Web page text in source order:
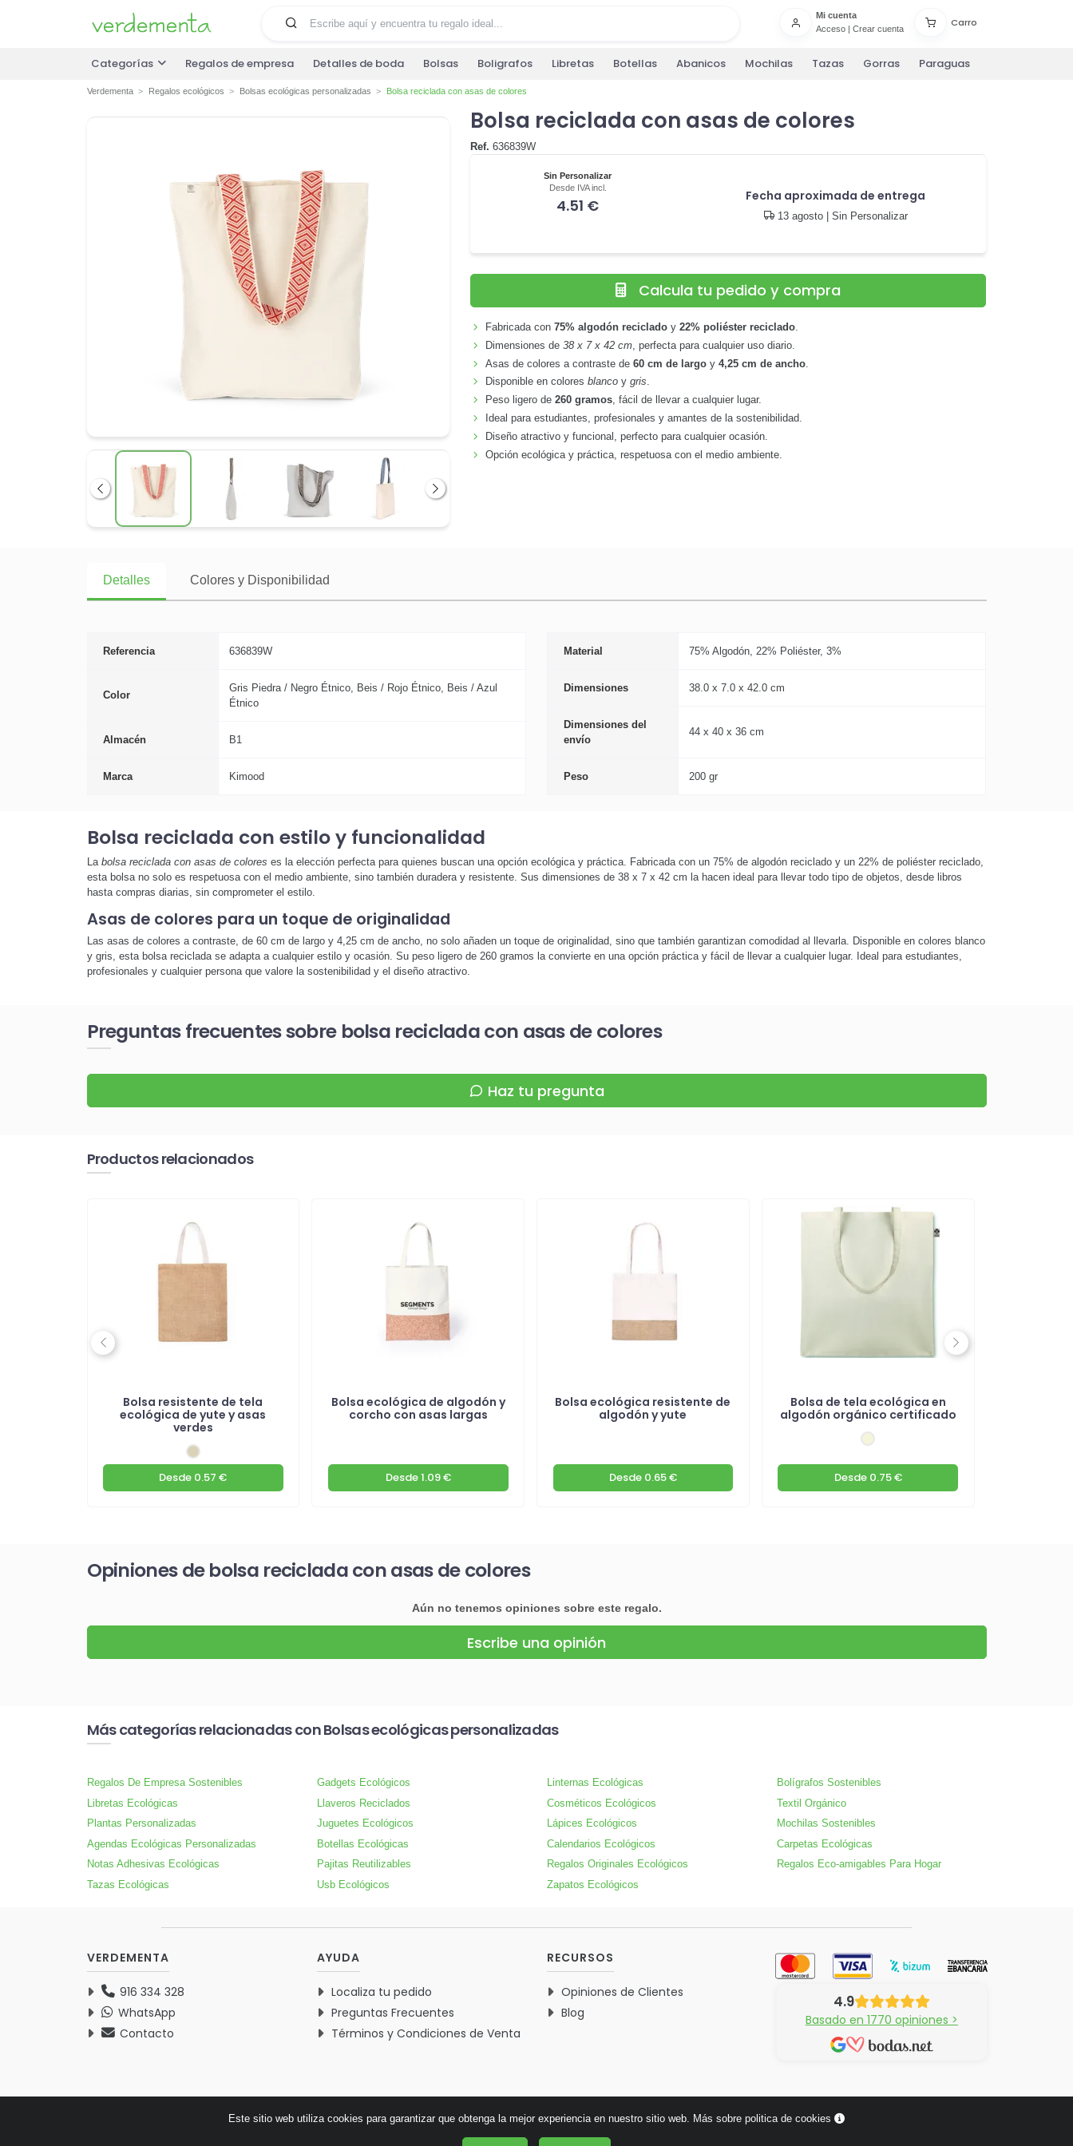
Mi cuenta
Acceso| Crear cuenta
Carro
Categorías Regalos de empresa Detalles de boda Bolsas Boligrafos Libretas Botellas Abanicos Mochilas Tazas Gorras Paraguas
Verdementa Regalos ecológicos Bolsas ecológicas personalizadas Bolsa reciclada con asas de colores
Anterior Siguiente
Bolsa reciclada con asas de colores
Ref. 636839W
Sin Personalizar
Desde IVA incl.
4.51 € Fecha aproximada de entrega
13 agosto| Sin Personalizar
Calcula tu pedido y compra
Fabricada con75% algodón reciclado y22% poliéster reciclado
Dimensiones de38 x 7 x 42 cm , perfecta para cualquier uso diario.
Asas de colores a contraste de60 cm de largo y4,25 cm de ancho
Disponible en coloresblanco ygris.
Peso ligero de260 gramos, fácil de llevar a cualquier lugar.
Ideal para estudiantes, profesionales y amantes de la sostenibilidad.
Diseño atractivo y funcional, perfecto para cualquier ocasión.
Opción ecológica y práctica, respetuosa con el medio ambiente.
Detalles Colores y Disponibilidad
Referencia 636839W
Color
Gris Piedra / Negro Étnico, Beis / Rojo Étnico, Beis / Azul
Étnico
Almacén B1
Marca Kimood
Material 75% Algodón, 22% Poliéster, 3%
Dimensiones 38.0 x 7.0 x 42.0 cm
Dimensiones del
envío
44 x 40 x 36 cm
Peso 200 gr
Bolsa reciclada con estilo y funcionalidad
La bolsa reciclada con asas de colores es la elección perfecta para quienes buscan una opción ecológica y práctica. Fabricada con un 75% de algodón reciclado y un 22% de poliéster reciclado,
esta bolsa no solo es respetuosa con el medio ambiente, sino también duradera y resistente. Sus dimensiones de 38 x 7 x 42 cm la hacen ideal para llevar todo tipo de objetos, desde libros
hasta compras diarias, sin comprometer el estilo.
Asas de colores para un toque de originalidad
Las asas de colores a contraste, de 60 cm de largo y 4,25 cm de ancho, no solo añaden un toque de originalidad, sino que también garantizan comodidad al llevarla. Disponible en colores blanco
y gris, esta bolsa reciclada se adapta a cualquier estilo y ocasión. Su peso ligero de 260 gramos la convierte en una opción práctica y fácil de llevar a cualquier lugar. Ideal para estudiantes,
profesionales y cualquier persona que valore la sostenibilidad y el diseño atractivo.
Preguntas frecuentes sobre bolsa reciclada con asas de colores
Haz tu pregunta
Productos relacionados
Bolsa resistente de tela
ecológica de yute y asas
verdes
Desde 0.57 €
Bolsa ecológica de algodón y
corcho con asas largas
Desde1.09 €
Bolsa ecológica resistente de
algodón y yute
Desde0.65 €
Bolsa de tela ecológica en
algodón orgánico certificado
Desde0.75 €
Previous Next
Opiniones de bolsa reciclada con asas de colores
Aún no tenemos opiniones sobre este regalo.
Escribe una opinión
Más categorías relacionadas con Bolsas ecológicas personalizadas
Regalos De Empresa Sostenibles Gadgets Ecológicos Linternas Ecológicas
Bolígrafos Sostenibles
Libretas Ecológicas
Llaveros Reciclados Cosméticos Ecológicos
Textil Orgánico
Plantas Personalizadas
Juguetes Ecológicos Lápices Ecológicos
Mochilas Sostenibles
Agendas Ecológicas Personalizadas
Botellas Ecológicas Calendarios Ecológicos
Carpetas Ecológicas
Notas Adhesivas Ecológicas
Pajitas Reutilizables Regalos Originales Ecológicos
Regalos Eco-amigables Para Hogar
Tazas Ecológicas
Usb Ecológicos Zapatos Ecológicos
VERDEMENTA
916 334 328
WhatsApp
Contacto
AYUDA
Localiza tu pedido
Preguntas Frecuentes
Términos y Condiciones de Venta
RECURSOS
Opiniones de Clientes
Blog
4.9
Basado en 1770 opiniones >
Este sitio web utiliza cookies para garantizar que obtenga la mejor experiencia en nuestro sitio web. Más sobre politica de cookies